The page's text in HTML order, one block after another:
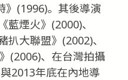
》(1996)。其後導演
煙火》(2000)、
扒大聯盟》(2002)、
(2006)、在台灣拍攝
2013年底在內地導